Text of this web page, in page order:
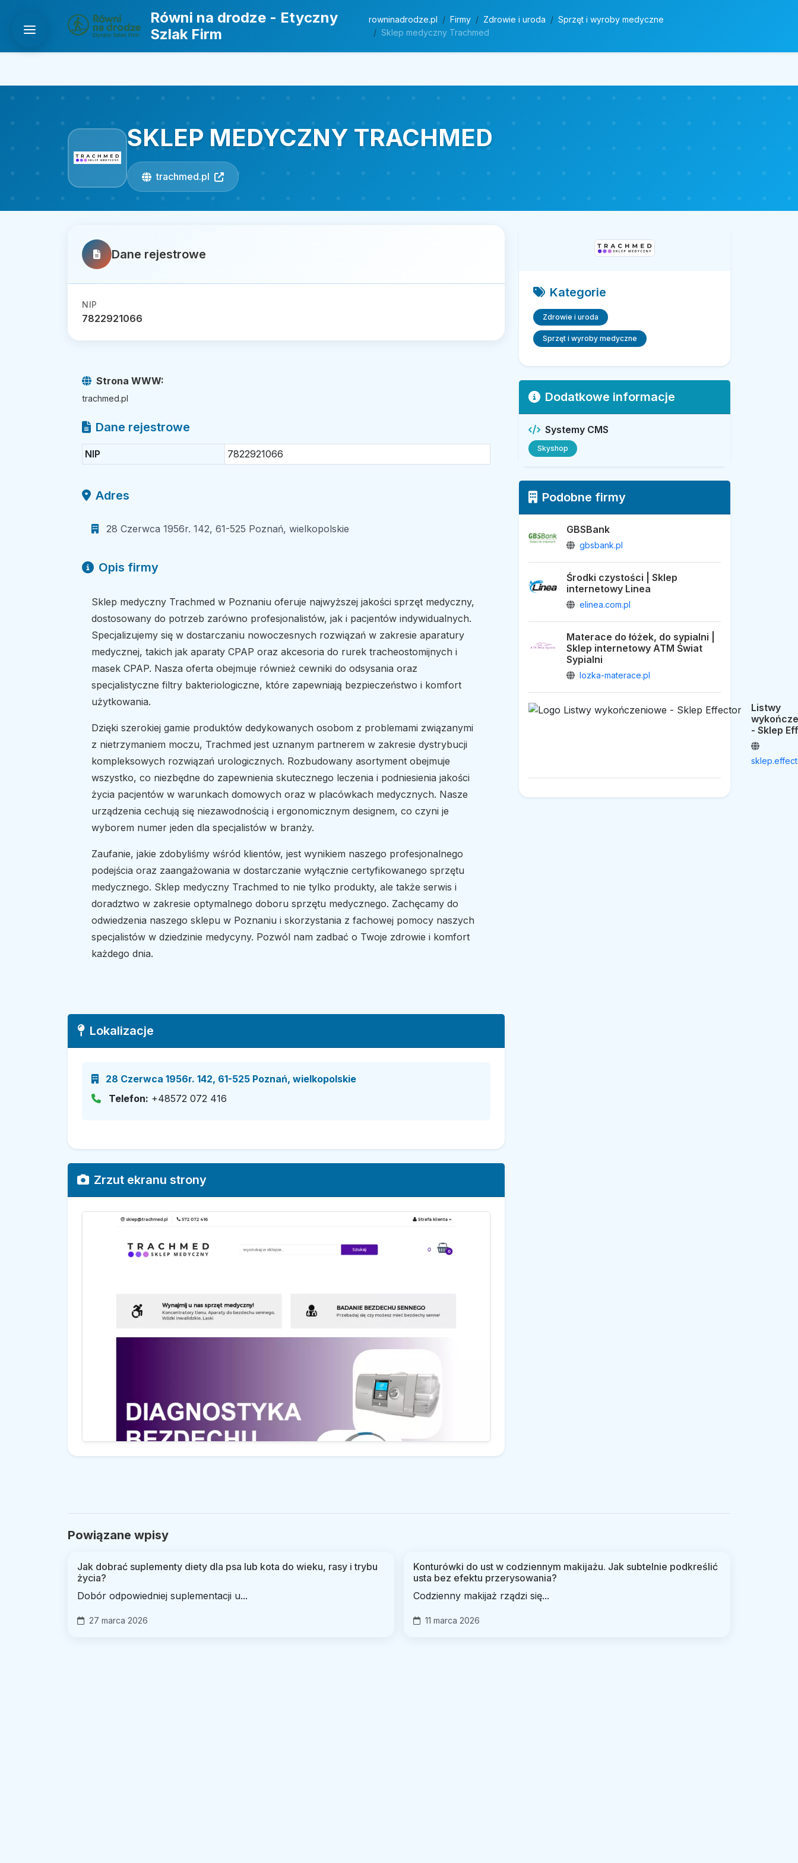
Równi na drodze - Etyczny
Szlak Firm
rowninadrodze.pl Firmy Zdrowie i uroda
Sprzęt i wyroby medyczne
Sklep medyczny Trachmed
SKLEP MEDYCZNY TRACHMED
trachmed.pl
Dane rejestrowe
NIP
7822921066
Strona WWW:
trachmed.pl
Dane rejestrowe
NIP 7822921066
Adres
28 Czerwca 1956r. 142, 61-525 Poznań, wielkopolskie
Opis firmy
Sklep medyczny Trachmed w Poznaniu oferuje najwyższej jakości sprzęt medyczny,
dostosowany do potrzeb zarówno profesjonalistów, jak i pacjentów indywidualnych.
Specjalizujemy się w dostarczaniu nowoczesnych rozwiązań w zakresie aparatury
medycznej, takich jak aparaty CPAP oraz akcesoria do rurek tracheostomijnych i
masek CPAP. Nasza oferta obejmuje również cewniki do odsysania oraz
specjalistyczne filtry bakteriologiczne, które zapewniają bezpieczeństwo i komfort
użytkowania.
Dzięki szerokiej gamie produktów dedykowanych osobom z problemami związanymi
z nietrzymaniem moczu, Trachmed jest uznanym partnerem w zakresie dystrybucji
kompleksowych rozwiązań urologicznych. Rozbudowany asortyment obejmuje
wszystko, co niezbędne do zapewnienia skutecznego leczenia i podniesienia jakości
życia pacjentów w warunkach domowych oraz w placówkach medycznych. Nasze
urządzenia cechują się niezawodnością i ergonomicznym designem, co czyni je
wyborem numer jeden dla specjalistów w branży.
Zaufanie, jakie zdobyliśmy wśród klientów, jest wynikiem naszego profesjonalnego
podejścia oraz zaangażowania w dostarczanie wyłącznie certyfikowanego sprzętu
medycznego. Sklep medyczny Trachmed to nie tylko produkty, ale także serwis i
doradztwo w zakresie optymalnego doboru sprzętu medycznego. Zachęcamy do
odwiedzenia naszego sklepu w Poznaniu i skorzystania z fachowej pomocy naszych
specjalistów w dziedzinie medycyny. Pozwól nam zadbać o Twoje zdrowie i komfort
każdego dnia.
Lokalizacje
28 Czerwca 1956r. 142, 61-525 Poznań, wielkopolskie
Telefon: +48572 072 416
Zrzut ekranu strony
Kategorie
Zdrowie i uroda
Sprzęt i wyroby medyczne
Dodatkowe informacje
Systemy CMS
Skyshop
Podobne firmy
GBSBank
gbsbank.pl
Środki czystości | Sklep
internetowy Linea
elinea.com.pl
Materace do łóżek, do sypialni |
Sklep internetowy ATM Świat
Sypialni
lozka-materace.pl
Listwy
- Sklep
Powiązane wpisy
Jak dobrać suplementy diety dla psa lub kota do wieku, rasy i trybu
życia?
Dobór odpowiedniej suplementacji u...
27 marca 2026
Konturówki do ust w codziennym makijażu. Jak subtelnie podkreślić
usta bez efektu przerysowania?
Codzienny makijaż rządzi się...
11 marca 2026